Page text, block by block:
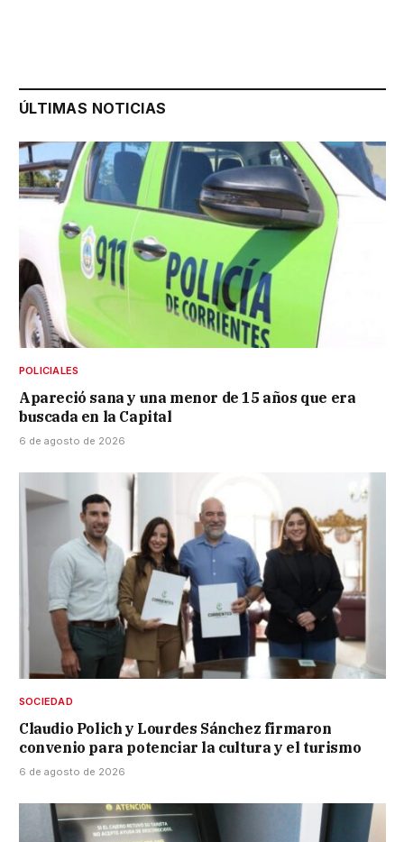
ÚLTIMAS NOTICIAS
POLICIALES
Apareció sana y una menor de 15 años que era
buscada en la Capital
6 de agosto de 2026
SOCIEDAD
Claudio Polich y Lourdes Sánchez firmaron
convenio para potenciar la cultura y el turismo
6 de agosto de 2026